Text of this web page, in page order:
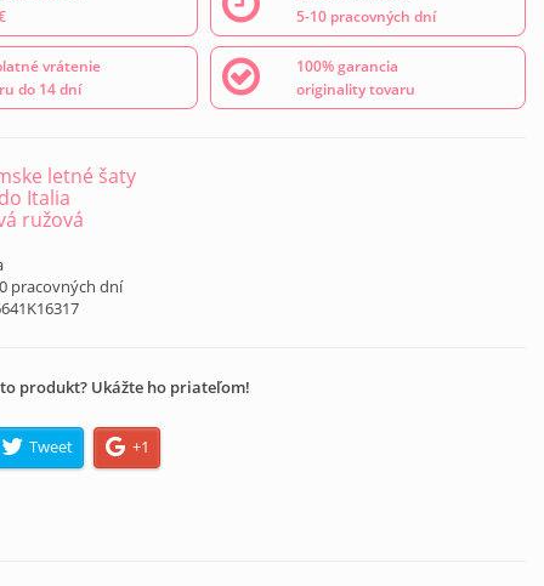
5-10 pracovných dní
vrátenie
do 14 dní
100% garancia
originality tovaru
letné šaty
Italia
ružová
pracovných dní
produkt? Ukážte ho priateľom!
Tweet +1